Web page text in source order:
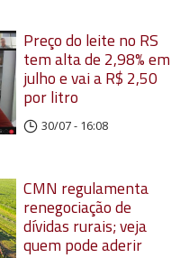
Preço do leite no RS
tem alta de 2,98% em
julho e vai a R$ 2,50
por litro
30/07 - 16:08
CMN regulamenta
renegociação de
dívidas rurais; veja
quem pode aderir